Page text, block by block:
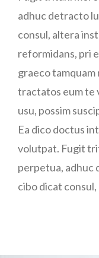
adhuc detracto
consul, altera
reformidans, pri
graeco
tractatos eum te
usu, possim
Ea dico doctus
volutpat. Fugit
perpetua, adhuc
cibo dicat